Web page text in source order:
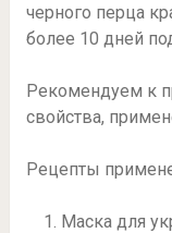
черного перца
более 10 дней
Рекомендуем к
свойства,
Рецепты
Маска для